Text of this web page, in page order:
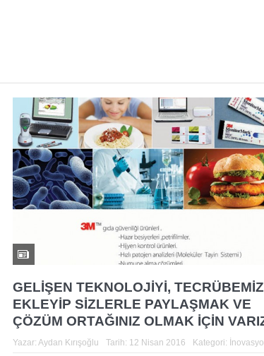
GELİŞEN TEKNOLOJİYİ,
EKLEYİP SİZLERLE PAYLAŞMAK VE
ÇÖZÜM ORTAĞINIZ OLMAK İÇİN
Yazar: Aydan Kırışoğlu Tarih: 12 Nisan 2016 Kategori: